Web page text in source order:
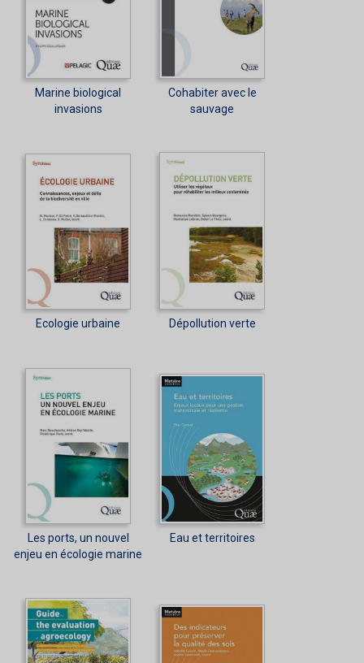
Marine biological
invasions
Cohabiter avec le
sauvage
Ecologie urbaine Dépollution verte
Les ports, un nouvel
enjeu en écologie marine
Eau et territoires